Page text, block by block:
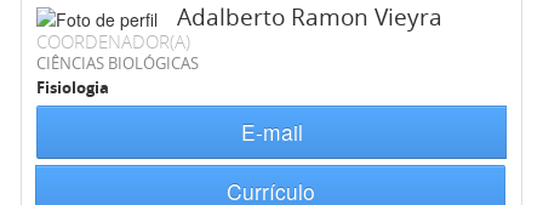
Adalberto Ramon Vieyra
COORDENADOR(A)
CIÊNCIAS BIOLÓGICAS
Fisiologia
E-mail
Currículo